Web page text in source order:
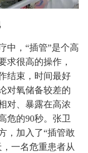
中，“插管”是个高
求很高的操作，
结束，时间最好
对氧储备较差的
对、暴露在高浓
危的90秒。张卫
，加入了“插管敢
一名危重患者从